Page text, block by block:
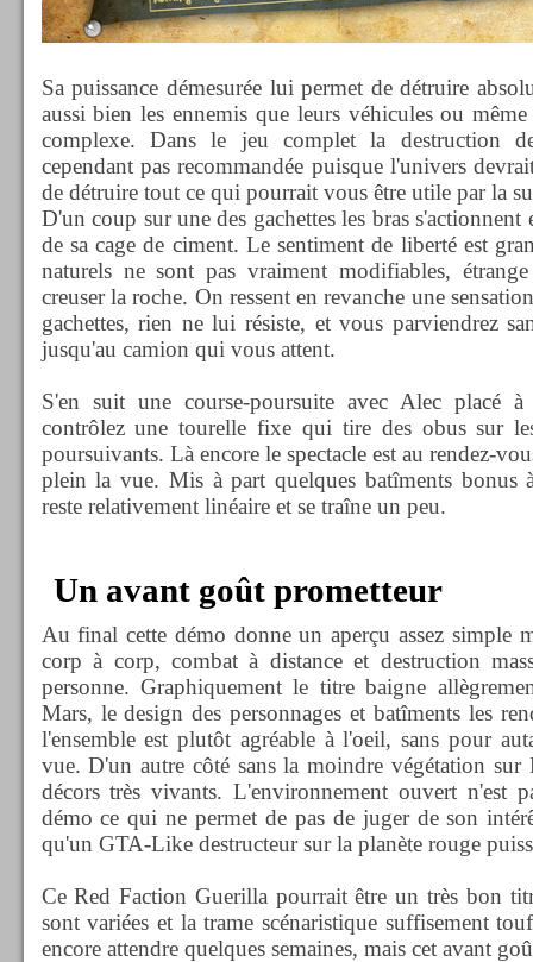
Sa puissance démesurée lui permet de détruire
aussi bien les ennemis que leurs véhicules ou
complexe. Dans le jeu complet la destruction
cependant pas recommandée puisque l'univers
de détruire tout ce qui pourrait vous être utile par la
D'un coup sur une des gachettes les bras
de sa cage de ciment. Le sentiment de liberté est
naturels ne sont pas vraiment modifiables,
creuser la roche. On ressent en revanche une
gachettes, rien ne lui résiste, et vous parviendrez
jusqu'au camion qui vous attent.
S'en suit une course-poursuite avec Alec placé
contrôlez une tourelle fixe qui tire des obus sur
poursuivants. Là encore le spectacle est au rendez-
plein la vue. Mis à part quelques batîments bonus
reste relativement linéaire et se traîne un peu.
Un avant goût prometteur
Au final cette démo donne un aperçu assez simple
corp à corp, combat à distance et destruction
personne. Graphiquement le titre baigne
Mars, le design des personnages et batîments les
l'ensemble est plutôt agréable à l'oeil, sans pour
vue. D'un autre côté sans la moindre végétation
décors très vivants. L'environnement ouvert n'est
démo ce qui ne permet de pas de juger de son
qu'un GTA-Like destructeur sur la planète rouge
Ce Red Faction Guerilla pourrait être un très bon
sont variées et la trame scénaristique suffisement
encore attendre quelques semaines, mais cet avant